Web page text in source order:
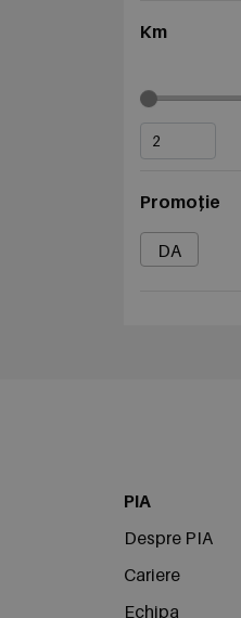
Km
Promoție
DA
PIA
Despre PIA
Cariere
Echipa